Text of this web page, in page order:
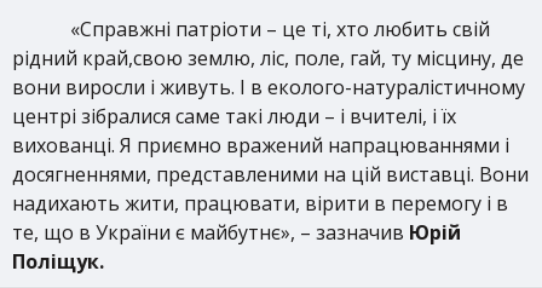
«Справжні патріоти – це ті, хто любить свій
рідний край,свою землю, ліс, поле, гай, ту місцину, де
вони виросли і живуть. І в еколого-натуралістичному
центрі зібралися саме такі люди – і вчителі, і їх
вихованці. Я приємно вражений напрацюваннями і
досягненнями, представленими на цій виставці. Вони
надихають жити, працювати, вірити в перемогу і в
те, що в України є майбутнє», – зазначив Юрій
Поліщук.